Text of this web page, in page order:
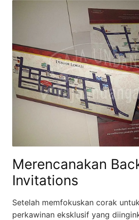
Merencanakan
Invitations
Setelah memfokuskan corak
perkawinan eksklusif yang